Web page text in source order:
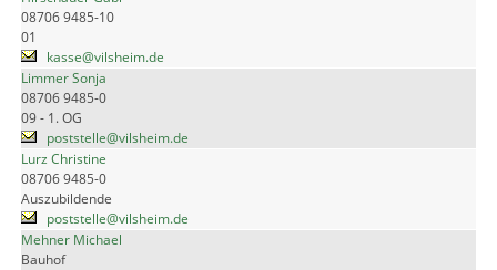
08706 9485-10
01
kasse@vilsheim.de
Limmer Sonja
08706 9485-0
09 - 1. OG
poststelle@vilsheim.de
Lurz Christine
08706 9485-0
Auszubildende
poststelle@vilsheim.de
Mehner Michael
Bauhof